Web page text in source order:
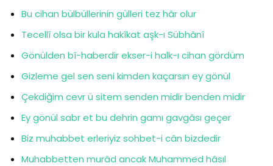
Bu cihan bülbüllerinin gülleri tez hâr olur
Tecellî olsa bir kula hakîkat aşk-ı Sübhânî
Gönülden bî-haberdir ekser-i halk-ı cihan gördüm
Gizleme gel sen seni kimden kaçarsın ey gönül
Çekdiğim cevr ü sitem senden midir benden midir
Ey gönül sabr et bu dehrin gamı gavgâsı geçer
Biz muhabbet erleriyiz sohbet-i cân bizdedir
Muhabbetten murâd ancak Muhammed hâsıl